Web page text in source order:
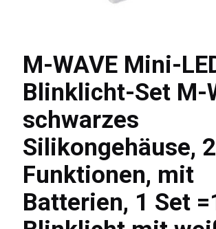
M-WAVE Mini-
Blinklicht-Set M-
schwarzes
Silikongehäuse, 2
Funktionen, mit
Batterien, 1 Set